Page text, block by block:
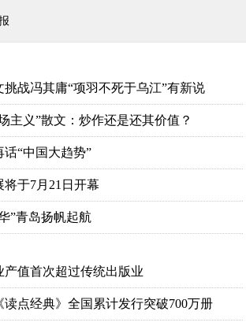
挑战冯其庸“项羽不死于乌江”有新说
主义”散文：炒作还是还其价值？
“中国大趋势”
将于7月21日开幕
”青岛扬帆起航
产值首次超过传统出版业
读点经典》全国累计发行突破700万册